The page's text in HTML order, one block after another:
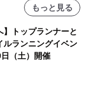
もっと見る
】トップランナーと
ルランニングイベン
（土）開催